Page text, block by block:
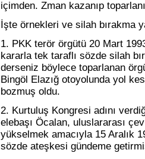
içimden. Zman kazanıp
İşte örnekleri ve silah bırakma
1. PKK terör örgütü 20 Mart
kararla tek taraflı sözde silah
derseniz böylece toparlanan
Bingöl Elazığ otoyolunda yol
bozmuş oldu.
2. Kurtuluş Kongresi adını
elebaşı Öcalan, uluslararası
yükselmek amacıyla 15 Aralık
sözde ateşkesi gündeme